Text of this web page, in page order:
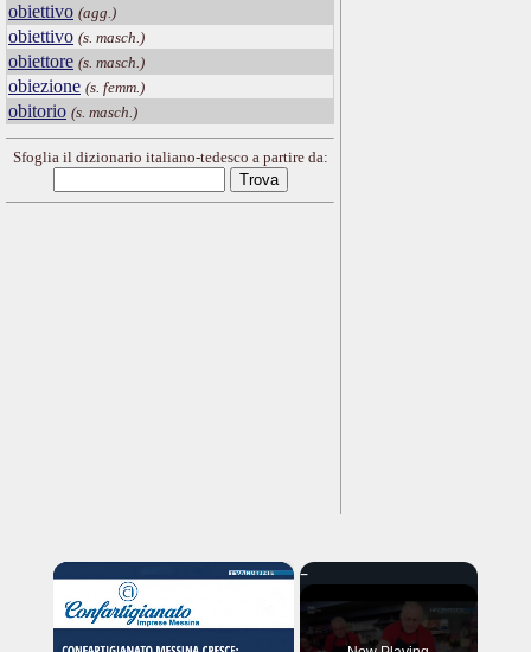
obiettivo (agg.)
obiettivo (s. masch.)
obiettore (s. masch.)
obiezione (s. femm.)
obitorio (s. masch.)
Sfoglia il dizionario italiano-tedesco a partire da:
×